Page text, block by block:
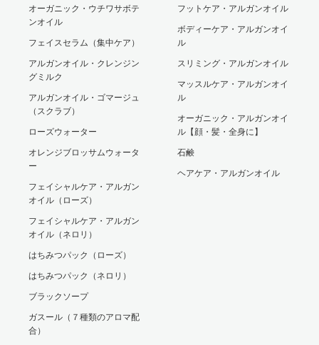
オーガニック・ウチワサボテ
ンオイル
フェイスセラム（集中ケア）
アルガンオイル・クレンジン
グミルク
アルガンオイル・ゴマージュ
（スクラブ）
ローズウォーター
オレンジブロッサムウォータ
ー
フェイシャルケア・アルガン
オイル（ローズ）
フェイシャルケア・アルガン
オイル（ネロリ）
はちみつパック（ローズ）
はちみつパック（ネロリ）
ブラックソープ
ガスール（７種類のアロマ配
合）
フットケア・アルガンオイル
ボディーケア・アルガンオイ
ル
スリミング・アルガンオイル
マッスルケア・アルガンオイ
ル
オーガニック・アルガンオイ
ル【顔・髪・全身に】
石鹸
ヘアケア・アルガンオイル